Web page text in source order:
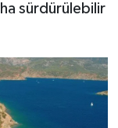
sürdürülebilir